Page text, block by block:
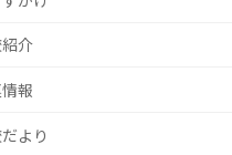
介
報
より